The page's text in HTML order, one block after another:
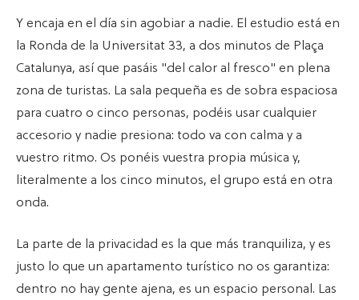
Y encaja en el día sin agobiar a nadie. El estudio está en
la Ronda de la Universitat 33, a dos minutos de Plaça
Catalunya, así que pasáis "del calor al fresco" en plena
zona de turistas. La sala pequeña es de sobra espaciosa
para cuatro o cinco personas, podéis usar cualquier
accesorio y nadie presiona: todo va con calma y a
vuestro ritmo. Os ponéis vuestra propia música y,
literalmente a los cinco minutos, el grupo está en otra
onda.
La parte de la privacidad es la que más tranquiliza, y es
justo lo que un apartamento turístico no os garantiza:
dentro no hay gente ajena, es un espacio personal. Las